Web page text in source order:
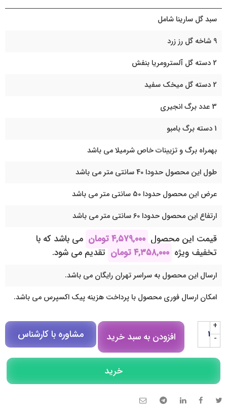
سبد گل سارینا شامل
9 شاخه گل رز زرد
2 دسته گل آلسترومریا بنفش
2 دسته گل میخک سفید
3 عدد برگ انجیری
1 دسته برگ بامبو
بهمراه برگ و تزیینات خاص شرمیلا می باشد
طول این محصول حدودا 40 سانتی متر می باشد
عرض این محصول حدودا 50 سانتی متر می باشد
ارتفاع این محصول حدودا 60 سانتی متر می باشد
قیمت این محصول ۴,۵۷۹,۰۰۰تومان می باشد که با
تخفیف ویژه ۴,۳۵۸,۰۰۰تومان تقدیم می شود.
ارسال این محصول به سراسر تهران رایگان می باشد.
امکان ارسال فوری محصول با پرداخت هزینه پیک اکسپرس می باشد.
+
-
افزودن به سبد خرید مشاوره با کارشناس
مشاوره در روبیکا
تلگرام
خرید